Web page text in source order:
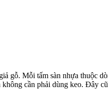
gỗ. Mỗi tấm sàn nhựa thuộc
cần phải dùng keo. Đây